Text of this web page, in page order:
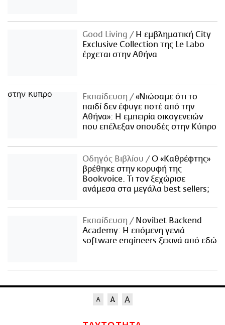
Good Living
Η εμβληματική City
Exclusive Collection της Le Labo
έρχεται στην Αθήνα
Εκπαίδευση
«Νιώσαμε ότι το
παιδί δεν έφυγε ποτέ από την
Αθήνα»: Η εμπειρία οικογενειών
που επέλεξαν σπουδές στην Κύπρο
Οδηγός Βιβλίου
Ο «Καθρέφτης»
βρέθηκε στην κορυφή της
Bookvoice. Τι τον ξεχώρισε
ανάμεσα στα μεγάλα best sellers;
Εκπαίδευση
Novibet Backend
Academy: Η επόμενη γενιά
software engineers ξεκινά από εδώ